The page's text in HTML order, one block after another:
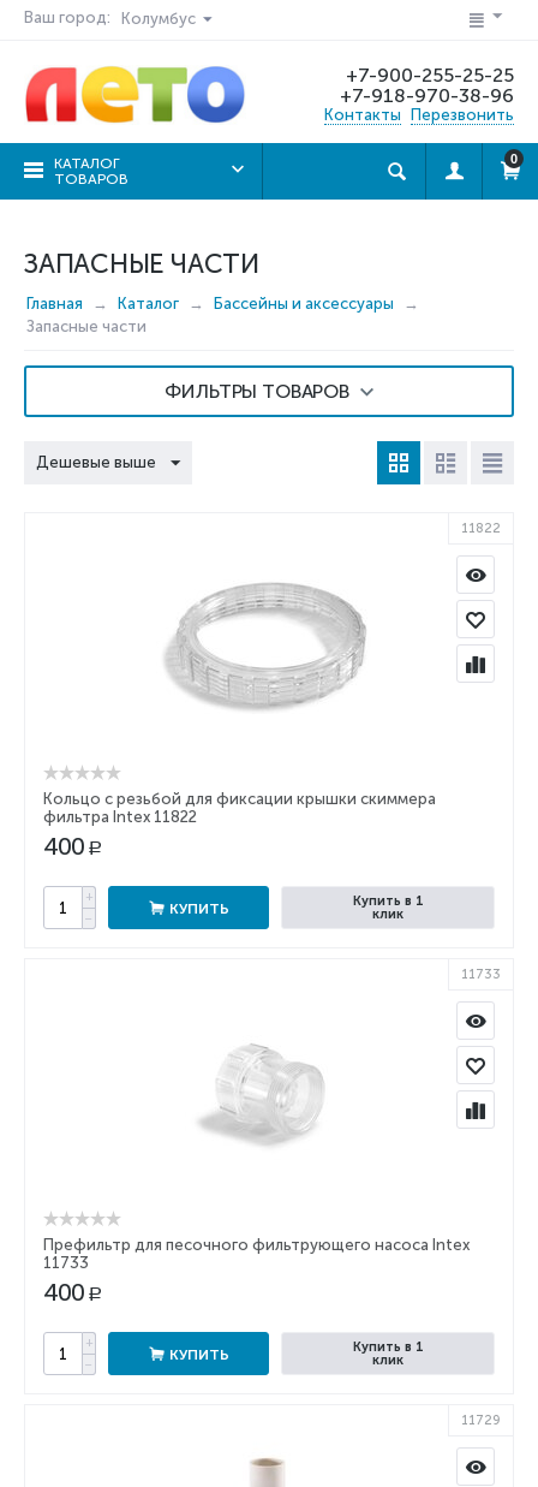
Ваш город: Колумбус
+7-900-255-25-25
+7-918-970-38-96
Контакты Перезвонить
КАТАЛОГ
ТОВАРОВ
0
ЗАПАСНЫЕ ЧАСТИ
Главная Каталог
Бассейны и аксессуары
Запасные части
ФИЛЬТРЫ ТОВАРОВ
Дешевые выше
11822
Кольцо с резьбой для фиксации крышки скиммера
фильтра Intex 11822
400 Р
+
−
КУПИТЬ
Купить в 1
клик
11733
Префильтр для песочного фильтрующего насоса Intex
11733
400 Р
+
−
КУПИТЬ
Купить в 1
клик
11729